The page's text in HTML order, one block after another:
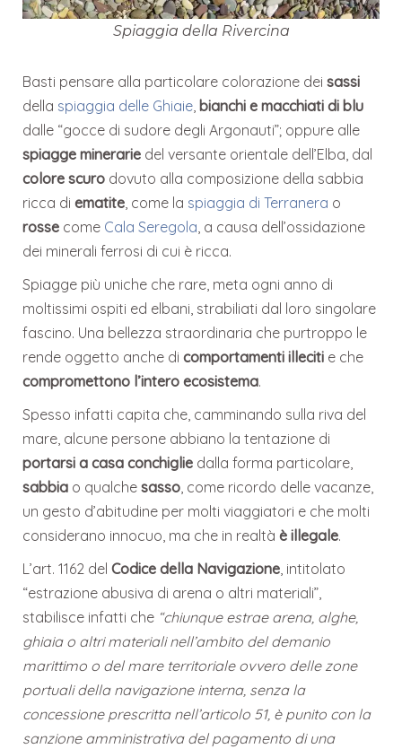
Spiaggia della Rivercina
Basti pensare alla particolare colorazione deisassi
della spiaggia delle Ghiaie ,bianchi e macchiati di blu
dalle “gocce di sudore degli Argonauti”; oppure alle
spiagge minerarie del versante orientale dell’Elba, dal
colore scuro dovuto alla composizione della sabbia
ricca diematite , come la spiaggia di Terranera o
rosse come Cala Seregola , a causa dell’ossidazione
dei minerali ferrosi di cui è ricca.
Spiagge più uniche che rare, meta ogni anno di
moltissimi ospiti ed elbani, strabiliati dal loro singolare
fascino. Una bellezza straordinaria che purtroppo le
rende oggetto anche dicomportamenti illeciti e che
compromettono l’intero ecosistema.
Spesso infatti capita che, camminando sulla riva del
mare, alcune persone abbiano la tentazione di
portarsi a casa conchiglie dalla forma particolare,
sabbia o qualchesasso , come ricordo delle vacanze,
un gesto d’abitudine per molti viaggiatori e che molti
considerano innocuo, ma che in realtàè illegale.
L’art. 1162 delCodice della Navigazione , intitolato
“estrazione abusiva di arena o altri materiali”,
stabilisce infatti che “chiunque estrae arena, alghe,
ghiaia o altri materiali nell’ambito del demanio
marittimo o del mare territoriale ovvero delle zone
portuali della navigazione interna, senza la
concessione prescritta nell’articolo 51, è punito con la
sanzione amministrativa del pagamento di una